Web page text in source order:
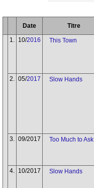
Date Titre
1.
10/2016 This Town
2. 05/2017 Slow Hands
3. 09/2017 Too Much to Ask
4. 10/2017 Slow Hands